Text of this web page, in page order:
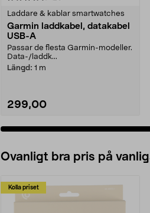
Laddare & kablar smartwatches
Garmin laddkabel, datakabel
USB-A
Passar de flesta Garmin-modeller.
Data-/laddk...
Längd: 1 m
299,00
Ovanligt bra pris på
Kolla priset